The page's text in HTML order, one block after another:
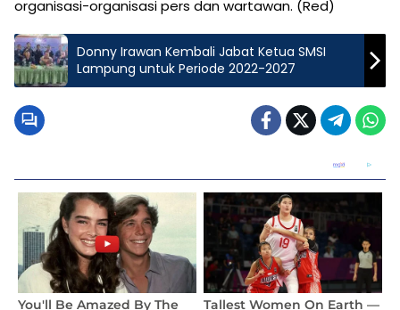
organisasi-organisasi pers dan wartawan. (Red)
Donny Irawan Kembali Jabat Ketua SMSI
Lampung untuk Periode 2022-2027